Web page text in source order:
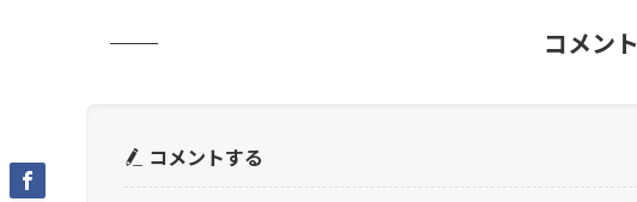
コメント
コメントする